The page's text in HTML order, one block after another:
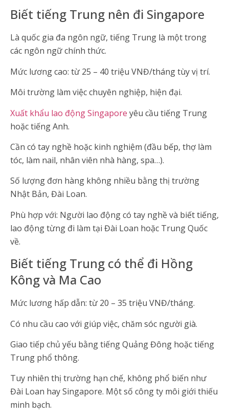
Biết tiếng Trung nên đi Singapore
Là quốc gia đa ngôn ngữ, tiếng Trung là một trong
các ngôn ngữ chính thức.
Mức lương cao: từ 25 – 40 triệu VNĐ/tháng tùy vị trí.
Môi trường làm việc chuyên nghiệp, hiện đại.
Xuất khẩu lao động Singapore yêu cầu tiếng Trung
hoặc tiếng Anh.
Cần có tay nghề hoặc kinh nghiệm (đầu bếp, thợ làm
tóc, làm nail, nhân viên nhà hàng, spa…).
Số lượng đơn hàng không nhiều bằng thị trường
Nhật Bản, Đài Loan.
Phù hợp với: Người lao động có tay nghề và biết tiếng,
lao động từng đi làm tại Đài Loan hoặc Trung Quốc
về.
Biết tiếng Trung có thể đi Hồng
Kông và Ma Cao
Mức lương hấp dẫn: từ 20 – 35 triệu VNĐ/tháng.
Có nhu cầu cao với giúp việc, chăm sóc người già.
Giao tiếp chủ yếu bằng tiếng Quảng Đông hoặc tiếng
Trung phổ thông.
Tuy nhiên thị trường hạn chế, không phổ biến như
Đài Loan hay Singapore. Một số công ty môi giới thiếu
minh bạch.